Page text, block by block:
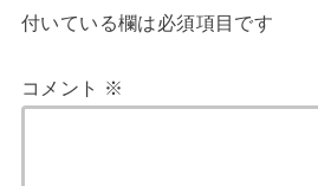
付いている欄は必須項目です
コメント ※